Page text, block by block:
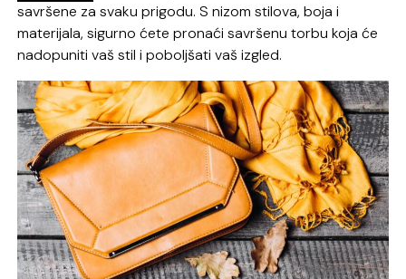
savršene za svaku prigodu. S nizom stilova, boja i
materijala, sigurno ćete pronaći savršenu torbu koja će
nadopuniti vaš stil i poboljšati vaš izgled.